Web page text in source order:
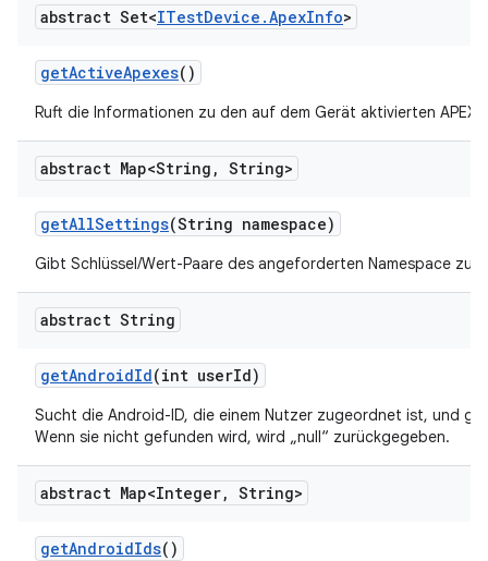
abstract Set<ITestDevice .ApexInfo>
getActiveApexes()
Ruft die Informationen zu den auf dem Gerät aktivierten APEX-
abstract Map<String , String>
getAllSettings(String namespace)
Gibt Schlüssel/Wert-Paare des angeforderten Namespace
abstract String
getAndroidId(int userId)
Sucht die Android-ID, die einem Nutzer zugeordnet ist, und
Wenn sie nicht gefunden wird, wird „null“ zurückgegeben.
abstract Map<Integer, String>
getAndroidIds()